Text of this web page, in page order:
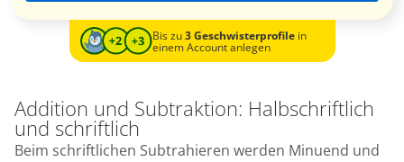
Bis zu3 Geschwisterprofilein
einem Account anlegen
Addition und Subtraktion: Halbschriftlich
und schriftlich
Beim schriftlichen Subtrahieren werden Minuend und